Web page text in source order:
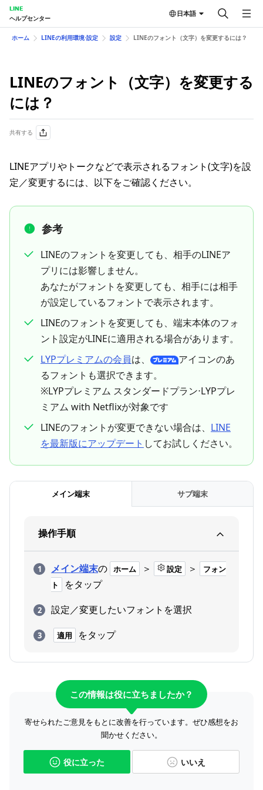
LINE
ヘルプセンター
日本語
ホーム LINEの利用環境⋅設定 設定 LINEのフォント（文字）を変更するには？
LINEのフォント（文字）を変更する
には？
共有する
LINEアプリやトークなどで表示されるフォント(文字)を設
定／変更するには、以下をご確認ください。
参考
LINEのフォントを変更しても、相手のLINEア
プリには影響しません。
あなたがフォントを変更しても、相手には相手
が設定しているフォントで表示されます。
LINEのフォントを変更しても、端末本体のフォ
ント設定がLINEに適用される場合があります。
LYPプレミアムの会員は、
アイコンのあ
るフォントも選択できます。
※LYPプレミアム スタンダードプラン⋅LYPプレ
ミアム with Netflixが対象です
LINEのフォントが変更できない場合は、 LINE
を最新版にアップデート してお試しください。
メイン端末 サブ端末
操作手順
メイン端末の ホーム ＞ 設定 ＞
フォン
ト
をタップ
設定／変更したいフォントを選択
適用 をタップ
この情報は役に立ちましたか？
寄せられたご意見をもとに改善を行っています。ぜひ感想をお
聞かせください。
役に立った いいえ